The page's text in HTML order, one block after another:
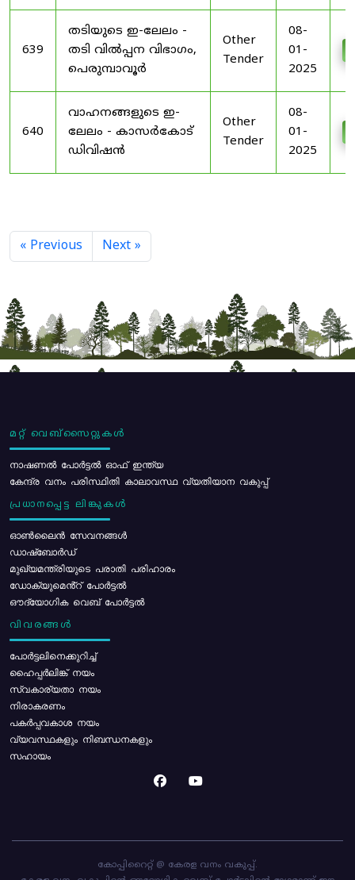
639
തടിയുടെ ഇ-ലേലം -
തടി വിൽപ്പന വിഭാഗം,
പെരുമ്പാവൂർ
Other
Tender
08-
01-
2025
640
വാഹനങ്ങളുടെ ഇ-
ലേലം - കാസർകോട്
ഡിവിഷൻ
Other
Tender
08-
01-
2025
« Previous Next »
മറ്റ് വെബ്സൈറ്റുകൾ
നാഷണൽ പോർട്ടൽ ഓഫ് ഇന്ത്യ
കേന്ദ്ര വനം പരിസ്ഥിതി കാലാവസ്ഥ വ്യതിയാന വകുപ്പ്
പ്രധാനപ്പെട്ട ലിങ്കുകൾ
ഓൺലൈൻ സേവനങ്ങൾ
ഡാഷ്ബോർഡ്
മുഖ്യമന്ത്രിയുടെ പരാതി പരിഹാരം
ഡോക്യുമെൻ്റ് പോർട്ടൽ
ഔദ്യോഗിക വെബ് പോർട്ടൽ
വിവരങ്ങൾ
പോര്‍ട്ടലിനെക്കുറിച്ച്
ഹൈപ്പർലിങ്ക് നയം
സ്വകാര്യതാ നയം
നിരാകരണം
പകർപ്പവകാശ നയം
വ്യവസ്ഥകളും നിബന്ധനകളും
സഹായം
കോപ്പിറൈറ്റ് @ കേരള വനം വകുപ്പ്.